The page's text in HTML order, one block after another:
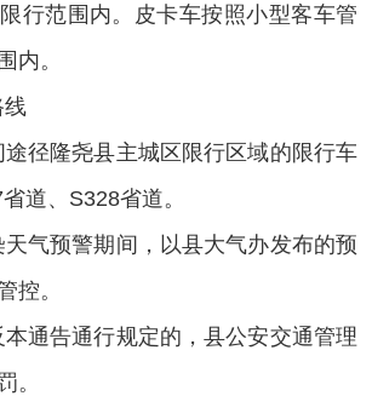
行范围内。皮卡车按照小型客车管
内。
线
径隆尧县主城区限行区域的限行车
道、S328省道。
气预警期间，以县大气办发布的预
控。
通告通行规定的，县公安交通管理
。